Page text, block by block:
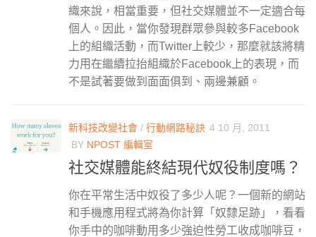
織來說，相當重要，但社交媒體並不一定適合每
個人。因此，當你發現群眾參與較多Facebook
上的組織活動，而Twitter上較少，那麼就該將精
力用在繼續拉抬組織於Facebook上的表現，而
不是試著要做到面面俱到、兩邊兼顧。
新科技改變社會 / 行動網路秘訣 4 10 月, 2011
BY NPOST 編輯室
社交媒體能終結現代奴役制度嗎？
你在平常生活中奴役了多少人呢？一個新的網站
和手機應用程式將為你計算「奴隸足跡」，看看
你手中的咖啡動用多少強迫性勞工收成咖啡豆，